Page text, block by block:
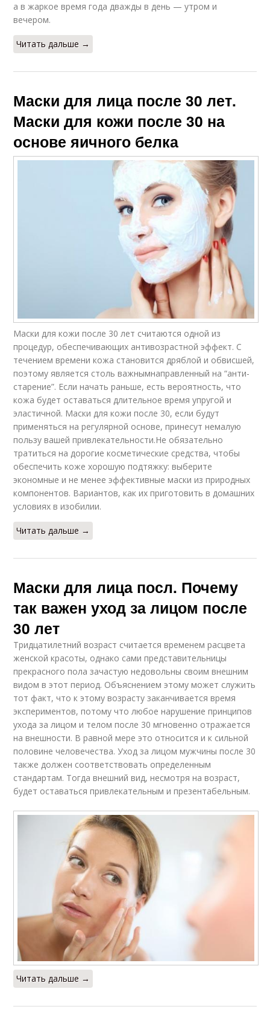
а в жаркое время года дважды в день — утром и
вечером.
Читать дальше →
Маски для лица после 30 лет.
Маски для кожи после 30 на
основе яичного белка
Маски для кожи после 30 лет считаются одной из
процедур, обеспечивающих антивозрастной эффект. С
течением времени кожа становится дряблой и обвисшей,
поэтому является столь важнымнаправленный на “анти-
старение”. Если начать раньше, есть вероятность, что
кожа будет оставаться длительное время упругой и
эластичной. Маски для кожи после 30, если будут
применяться на регулярной основе, принесут немалую
пользу вашей привлекательности.Не обязательно
тратиться на дорогие косметические средства, чтобы
обеспечить коже хорошую подтяжку: выберите
экономные и не менее эффективные маски из природных
компонентов. Вариантов, как их приготовить в домашних
условиях в изобилии.
Читать дальше →
Маски для лица посл. Почему
так важен уход за лицом после
30 лет
Тридцатилетний возраст считается временем расцвета
женской красоты, однако сами представительницы
прекрасного пола зачастую недовольны своим внешним
видом в этот период. Объяснением этому может служить
тот факт, что к этому возрасту заканчивается время
экспериментов, потому что любое нарушение принципов
ухода за лицом и телом после 30 мгновенно отражается
на внешности. В равной мере это относится и к сильной
половине человечества. Уход за лицом мужчины после 30
также должен соответствовать определенным
стандартам. Тогда внешний вид, несмотря на возраст,
будет оставаться привлекательным и презентабельным.
Читать дальше →